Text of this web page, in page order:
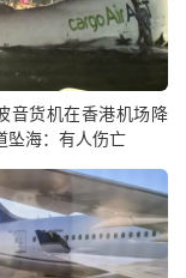
音货机在香港机场降
坠海：有人伤亡